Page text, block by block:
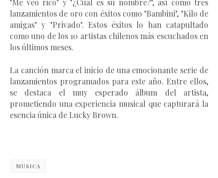
"Me veo rico" y "¿Cuál es su nombre?", así como tres
lanzamientos de oro con éxitos como "Bambini", "Kilo de
amigas" y "Privado". Estos éxitos lo han catapultado
como uno de los 10 artistas chilenos más escuchados en
los últimos meses.
La canción marca el inicio de una emocionante serie de
lanzamientos programados para este año. Entre ellos,
se destaca el muy esperado álbum del artista,
prometiendo una experiencia musical que capturará la
esencia única de Lucky Brown.
MUSICA